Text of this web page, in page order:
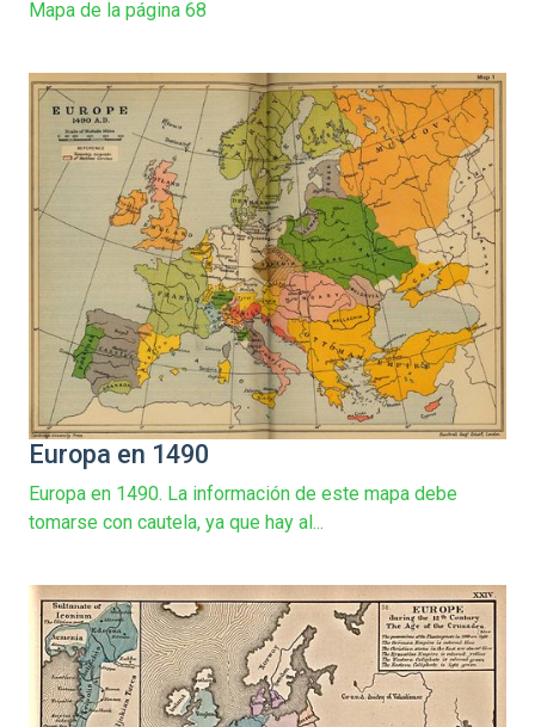
Mapa de la página 68
Europa en 1490
Europa en 1490. La información de este mapa debe
tomarse con cautela, ya que hay al...